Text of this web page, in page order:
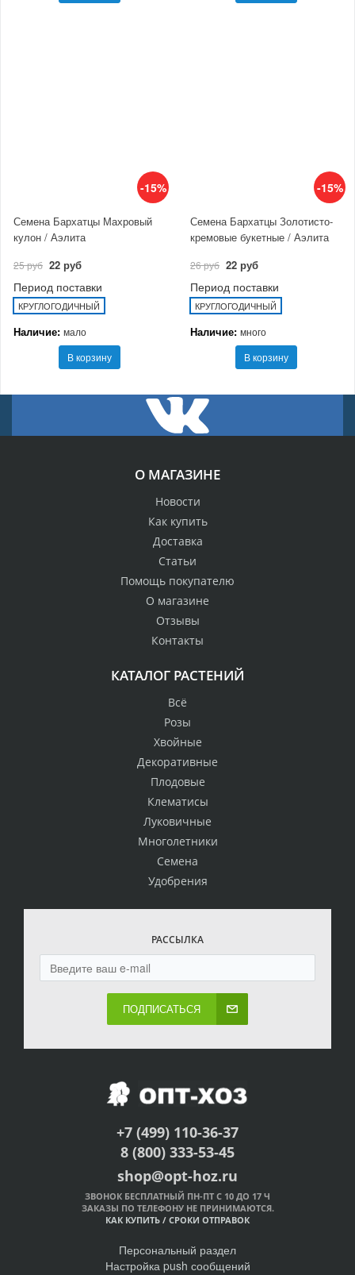
-15%
Семена Бархатцы Махровый
кулон / Аэлита
25 руб 22 руб
Период поставки
КРУГЛОГОДИЧНЫЙ
Наличие: мало
В корзину
-15%
Семена Бархатцы Золотисто-
кремовые букетные / Аэлита
26 руб 22 руб
Период поставки
КРУГЛОГОДИЧНЫЙ
Наличие: много
В корзину
О МАГАЗИНЕ
Новости
Как купить
Доставка
Статьи
Помощь покупателю
О магазине
Отзывы
Контакты
КАТАЛОГ РАСТЕНИЙ
Всё
Розы
Хвойные
Декоративные
Плодовые
Клематисы
Луковичные
Многолетники
Семена
Удобрения
РАССЫЛКА
ПОДПИСАТЬСЯ
+7 (499) 110-36-37
8 (800) 333-53-45
shop@opt-hoz.ru
ЗВОНОК БЕСПЛАТНЫЙ ПН-ПТ С 10 ДО 17 Ч
ЗАКАЗЫ ПО ТЕЛЕФОНУ НЕ ПРИНИМАЮТСЯ.
КАК КУПИТЬ / СРОКИ ОТПРАВОК
Персональный раздел
Настройка push сообщений